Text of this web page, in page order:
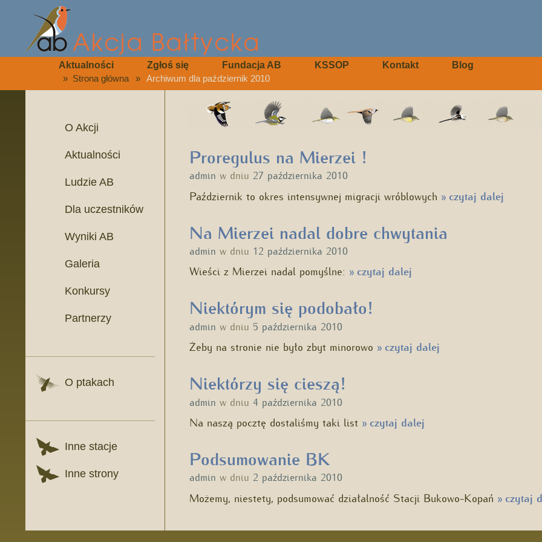
Aktualności Zgłoś się Fundacja AB KSSOP Kontakt Blog
» Strona główna » Archiwum dla październik 2010
O Akcji
Aktualności
Ludzie AB
Dla uczestników
Wyniki AB
Galeria
Konkursy
Partnerzy
O ptakach
Inne stacje
Inne strony
Proregulus na Mierzei !
admin w dniu 27 października 2010
Październik to okres intensywnej migracji wróblowych »czytaj dalej
Na Mierzei nadal dobre chwytania
admin w dniu 12 października 2010
Wieści z Mierzei nadal pomyślne: »czytaj dalej
Niektórym się podobało!
admin w dniu 5 października 2010
Żeby na stronie nie było zbyt minorowo »czytaj dalej
Niektórzy się cieszą!
admin w dniu 4 października 2010
Na naszą pocztę dostaliśmy taki list »czytaj dalej
Podsumowanie BK
admin w dniu 2 października 2010
Możemy, niestety, podsumować działalność Stacji Bukowo-Kopań »czytaj